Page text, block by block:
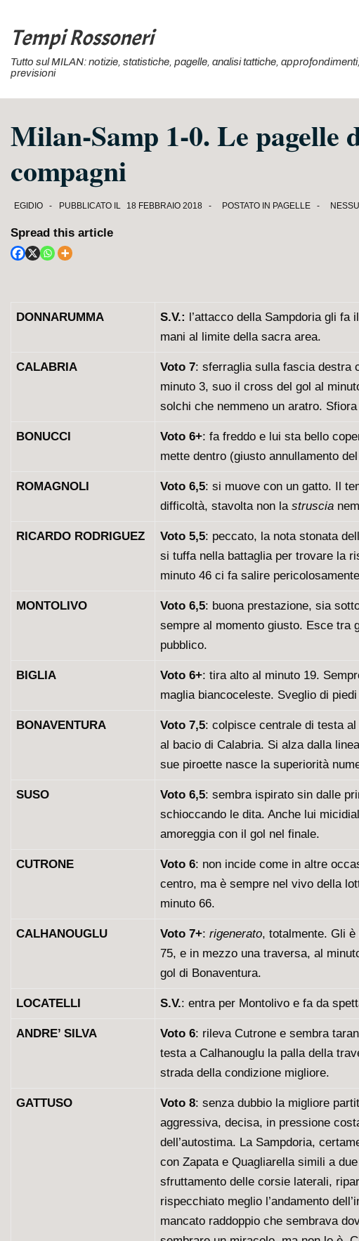
Vai
contenuto
Tempi Rossoneri
Tutto sul MILAN: notizie, statistiche, pagelle, analisi tattiche,
previsioni
Milan-Samp 1-0. Le pagelle
compagni
EGIDIO PUBBLICATO IL 18 FEBBRAIO 2018 POSTATO IN PAGELLE
Spread this article
DONNARUMMA S.V.: l’attacco della Sampdoria gli
mani al limite della sacra area.
CALABRIA Voto 7: sferraglia sulla fascia destra
minuto 3, suo il cross del gol al
solchi che nemmeno un aratro.
BONUCCI Voto 6+: fa freddo e lui sta bello
mette dentro (giusto annullamento
ROMAGNOLI Voto 6,5: si muove con un gatto. Il
difficoltà, stavolta non la struscia
RICARDO RODRIGUEZ Voto 5,5: peccato, la nota stonata
si tuffa nella battaglia per trovare la
minuto 46 ci fa salire
MONTOLIVO Voto 6,5: buona prestazione, sia
sempre al momento giusto. Esce tra
pubblico.
BIGLIA Voto 6+: tira alto al minuto 19.
maglia biancoceleste. Sveglio di
BONAVENTURA Voto 7,5: colpisce centrale di testa
al bacio di Calabria. Si alza dalla
sue piroette nasce la superiorità
SUSO Voto 6,5: sembra ispirato sin dalle
schioccando le dita. Anche lui
amoreggia con il gol nel finale.
CUTRONE Voto 6: non incide come in altre
centro, ma è sempre nel vivo della
minuto 66.
CALHANOUGLU Voto 7+: rigenerato, totalmente. Gli
75, e in mezzo una traversa, al
gol di Bonaventura.
LOCATELLI S.V.: entra per Montolivo e fa da
ANDRE’ SILVA Voto 6: rileva Cutrone e sembra
testa a Calhanouglu la palla della
strada della condizione migliore.
GATTUSO Voto 8: senza dubbio la migliore
aggressiva, decisa, in pressione
dell’autostima. La Sampdoria,
con Zapata e Quagliarella simili a
sfruttamento delle corsie laterali,
rispecchiato meglio l’andamento
mancato raddoppio che sembrava